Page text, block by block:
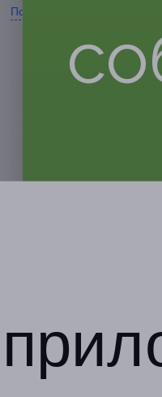
Показать номер телефона